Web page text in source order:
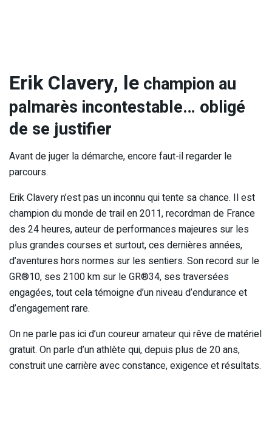
Erik Clavery, le champion au
palmarès incontestable… obligé
de se justifier
Avant de juger la démarche, encore faut-il regarder le
parcours.
Erik Clavery n’est pas un inconnu qui tente sa chance. Il est
champion du monde de trail en 2011, recordman de France
des 24 heures, auteur de performances majeures sur les
plus grandes courses et surtout, ces dernières années,
d’aventures hors normes sur les sentiers. Son record sur le
GR®10, ses 2100 km sur le GR®34, ses traversées
engagées, tout cela témoigne d’un niveau d’endurance et
d’engagement rare.
On ne parle pas ici d’un coureur amateur qui rêve de matériel
gratuit. On parle d’un athlète qui, depuis plus de 20 ans,
construit une carrière avec constance, exigence et résultats.